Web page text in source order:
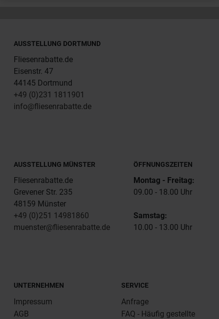
AUSSTELLUNG DORTMUND
Fliesenrabatte.de
Eisenstr. 47
44145 Dortmund
+49 (0)231 1811901
info@fliesenrabatte.de
AUSSTELLUNG MÜNSTER
Fliesenrabatte.de
Grevener Str. 235
48159 Münster
+49 (0)251 14981860
muenster@fliesenrabatte.de
ÖFFNUNGSZEITEN
Montag - Freitag:
09.00 - 18.00 Uhr
Samstag:
10.00 - 13.00 Uhr
UNTERNEHMEN
Impressum
AGB
SERVICE
Anfrage
FAQ - Häufig gestellte